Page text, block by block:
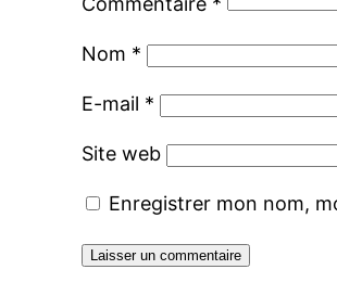
Nom *
E-mail *
Site web
Enregistrer mon nom,